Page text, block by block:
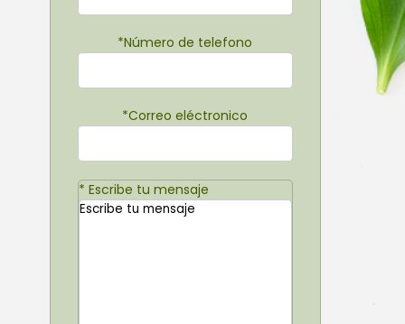
*Número de telefono
*Correo eléctronico
* Escribe tu mensaje